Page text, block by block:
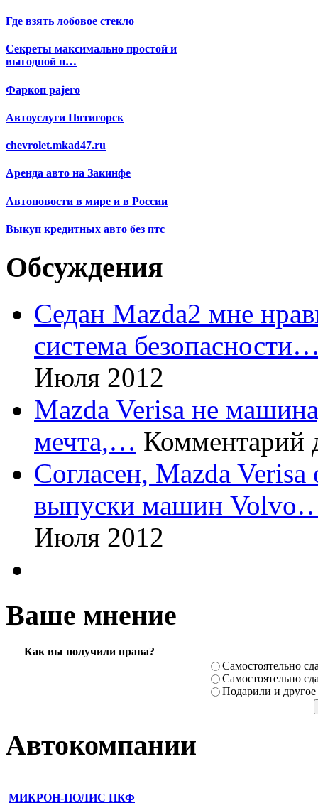
Где взять лобовое стекло
Секреты максимально простой и
выгодной п…
Фаркоп pajero
Автоуслуги Пятигорск
chevrolet.mkad47.ru
Аренда авто на Закинфе
Автоновости в мире и в России
Выкуп кредитных авто без птс
Обсуждения
Седан Mazda2 мне
система
Июля 2012
Mazda Verisa не
мечта,… Комментарий
Согласен, Mazda
выпуски машин
Июля 2012
Ваше мнение
Как вы получили права?
Самостоя­тельно
Самостоя­тельно
Подарили­ и другое
Автокомпании
МИКРОН-ПОЛИС ПКФ